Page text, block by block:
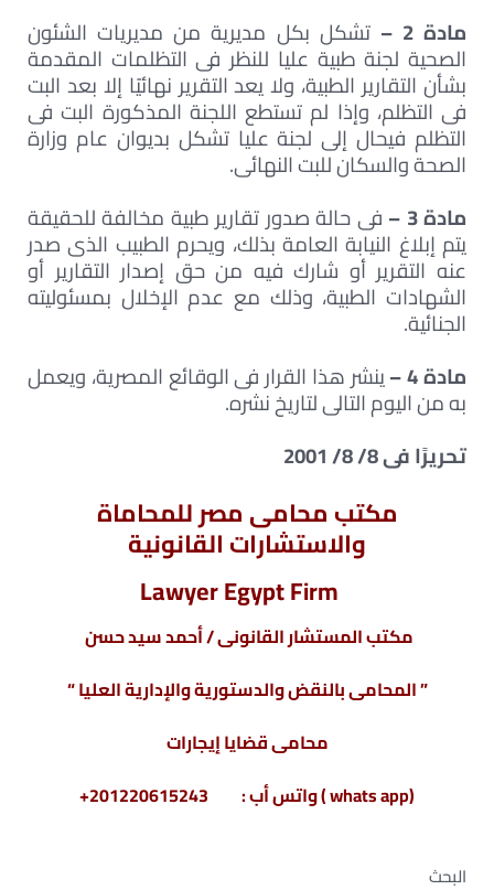
مادة 2 –
تشكل بكل مديرية من مديريات الشئون
الصحية لجنة طبية عليا للنظر فى التظلمات المقدمة
بشأن التقارير الطبية، ولا يعد التقرير نهائيًا إلا بعد البت
فى التظلم، وإذا لم تستطع اللجنة المذكورة البت فى
التظلم فيحال إلى لجنة عليا تشكل بديوان عام وزارة
الصحة والسكان للبت النهائى.
مادة 3 –
فى حالة صدور تقارير طبية مخالفة للحقيقة
يتم إبلاغ النيابة العامة بذلك، ويحرم الطبيب الذى صدر
عنه التقرير أو شارك فيه من حق إصدار التقارير أو
الشهادات الطبية، وذلك مع عدم الإخلال بمسئوليته
الجنائية.
مادة 4 –
ينشر هذا القرار فى الوقائع المصرية، ويعمل
به من اليوم التالى لتاريخ نشره.
تحريرًا فى 8/ 8/ 2001
مكتب محامى مصر للمحاماة
والاستشارات القانونية
مكتب المستشار القانونى / أحمد سيد حسن
” المحامى بالنقض والدستورية والإدارية العليا “
محامى قضايا إيجارات
(whats app ) واتس أب : 201220615243+
البحث